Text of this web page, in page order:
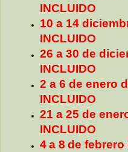
INCLUIDO
10 a 14
INCLUIDO
26 a 30 de
INCLUIDO
2 a 6 de enero
INCLUIDO
21 a 25 de
INCLUIDO
4a 8 de febrero